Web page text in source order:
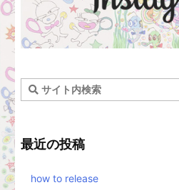
最近の投稿
how to release